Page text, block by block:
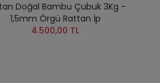
Doğal Bambu Çubuk 3Kg -
1,5mm Örgü Rattan İp
4.500,00 TL